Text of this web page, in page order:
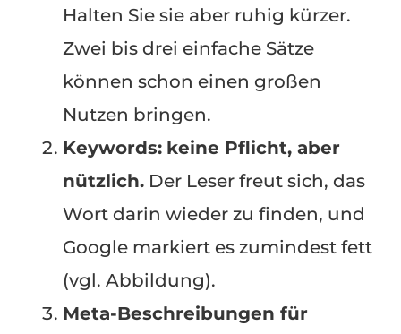
Halten Sie sie aber ruhig kürzer.
Zwei bis drei einfache Sätze
können schon einen großen
Nutzen bringen.
Keywords: keine Pflicht, aber
nützlich. Der Leser freut sich, das
Wort darin wieder zu finden, und
Google markiert es zumindest fett
(vgl. Abbildung).
Meta-Beschreibungen für